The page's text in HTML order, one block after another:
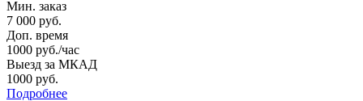
Мин. заказ
7 000 руб.
Доп. время
1000 руб./час
Выезд за МКАД
1000 руб.
Подробнее